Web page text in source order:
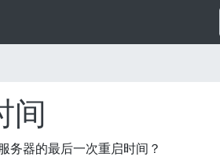
间
器的最后一次重启时间？